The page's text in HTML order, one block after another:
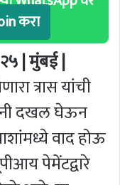
करा
| मुंबई |
त्रास यांची
दखल घेऊन
वाद होऊ
पेमेंटद्वारे